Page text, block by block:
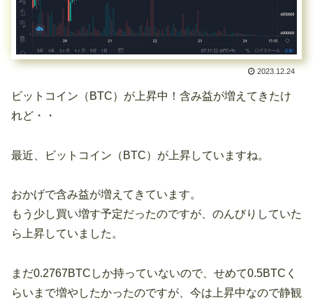
2023.12.24
ビットコイン（BTC）が上昇中！含み益が増えてきたけ
れど・・
最近、ビットコイン（BTC）が上昇していますね。
おかげで含み益が増えてきています。
もう少し買い増す予定だったのですが、のんびりしていた
ら上昇していました。
まだ0.2767BTCしか持っていないので、せめて0.5BTCく
らいまで増やしたかったのですが、今は上昇中なので静観